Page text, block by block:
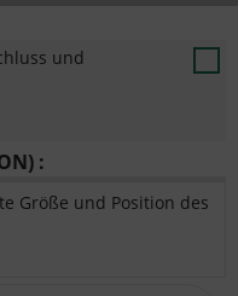
und
:
Größe und Position des